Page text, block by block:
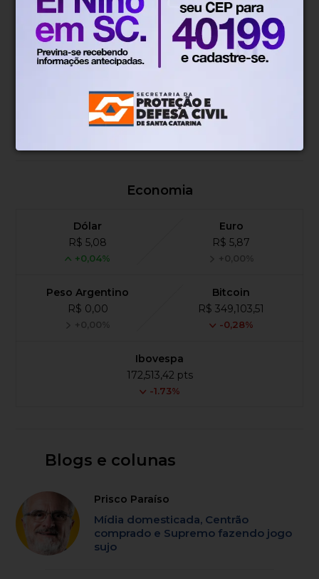
Há 13 horas
Agosto terá dois eclipses; saiba como
assistir aos fenômenos
Há 15 horas
Moraes nega pedido para que Bolsonaro
Economia
Dólar
R$ 5,08
+0,04%
Euro
R$ 5,87
+0,00%
Peso Argentino
R$ 0,00
+0,00%
Bitcoin
R$ 349,103,51
-0,28%
Ibovespa
172,513,42 pts
-1.73%
Blogs e colunas
Prisco Paraíso
Mídia domesticada, Centrão
comprado e Supremo fazendo jogo
sujo